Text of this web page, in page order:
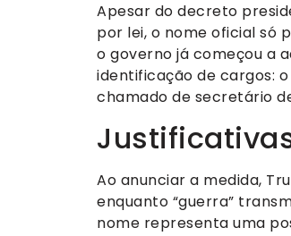
Apesar do decreto
por lei, o nome oficial só
o governo já começou a
identificação de cargos:
chamado de secretário
Ao anunciar a medida,
enquanto “guerra”
nome representa uma